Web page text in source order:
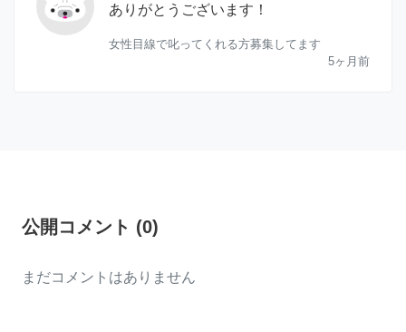
ありがとうございます！
女性目線で叱ってくれる方募集してます
5ヶ月前
公開コメント (0)
まだコメントはありません